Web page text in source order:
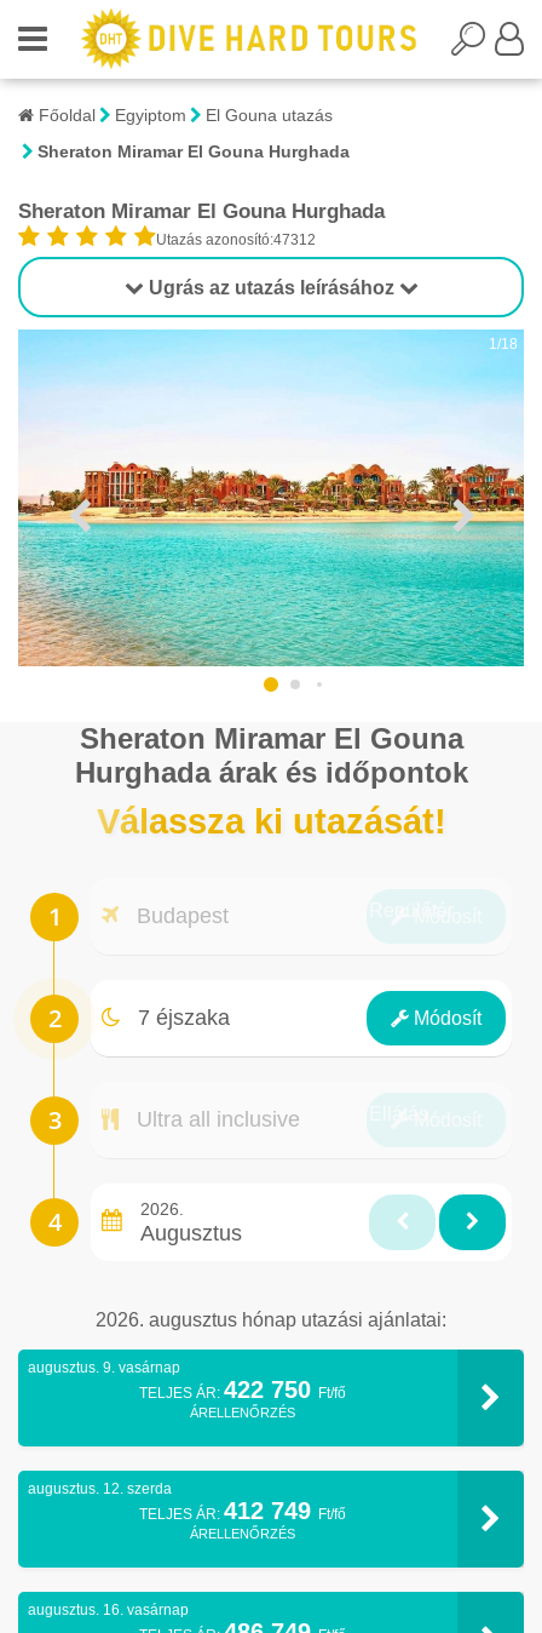
Főoldal Egyiptom
El Gouna utazás
Sheraton Miramar El Gouna Hurghada
Sheraton Miramar El Gouna Hurghada
Utazás azonosító:47312
Ugrás az utazás leírásához
1/18
Sheraton Miramar El Gouna
Hurghada árak és időpontok
Válassza ki utazását!
Budapest
7 éjszaka Módosít
Éjszakák
Ultra all inclusive
2026.
Augusztus
2026. augusztus hónap utazási ajánlatai:
augusztus. 9. vasárnap
TELJES ÁR: 422 750 Ft/fő
ÁRELLENŐRZÉS
augusztus. 12. szerda
TELJES ÁR: 412 749 Ft/fő
ÁRELLENŐRZÉS
augusztus. 16. vasárnap